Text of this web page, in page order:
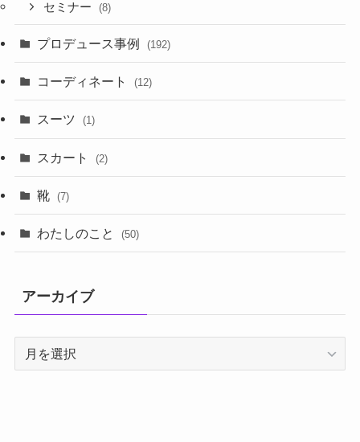
セミナー (8)
プロデュース事例 (192)
コーディネート (12)
スーツ (1)
スカート (2)
靴 (7)
わたしのこと (50)
アーカイブ